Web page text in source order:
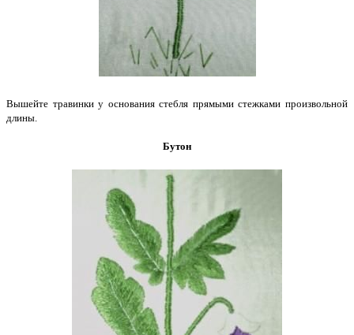
Вышейте травинки у основания стебля прямыми стежками произвольной
длины.
Бутон